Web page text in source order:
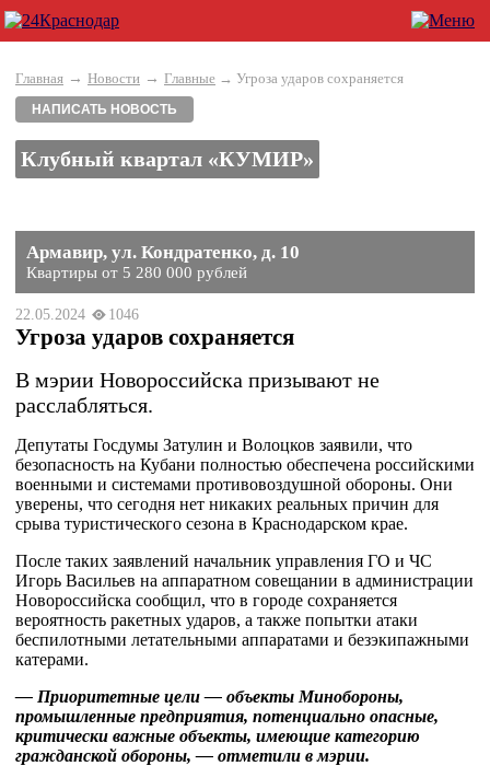
Главная → Новости → Главные → Угроза ударов сохраняется
НАПИСАТЬ НОВОСТЬ
Клубный квартал «КУМИР»
Армавир, ул. Кондратенко, д. 10
Квартиры от 5 280 000 рублей
22.05.2024 1046
Угроза ударов сохраняется
В мэрии Новороссийска призывают не
расслабляться.
Депутаты Госдумы Затулин и Волоцков заявили, что
безопасность на Кубани полностью обеспечена российскими
военными и системами противовоздушной обороны. Они
уверены, что сегодня нет никаких реальных причин для
срыва туристического сезона в Краснодарском крае.
После таких заявлений начальник управления ГО и ЧС
Игорь Васильев на аппаратном совещании в администрации
Новороссийска сообщил, что в городе сохраняется
вероятность ракетных ударов, а также попытки атаки
беспилотными летательными аппаратами и безэкипажными
катерами.
— Приоритетные цели — объекты Минобороны,
промышленные предприятия, потенциально опасные,
критически важные объекты, имеющие категорию
гражданской обороны, — отметили в мэрии.